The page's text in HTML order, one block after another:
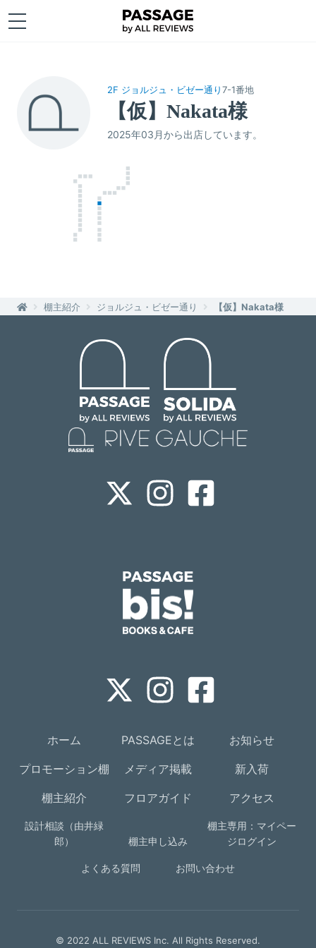
2F ジョルジュ・ビゼー通り7-1番地
【仮】Nakata様
2025年03月から出店しています。
棚主紹介 ジョルジュ・ビゼー通り 【仮】Nakata様
ホーム PASSAGEとは お知らせ
プロモーション棚 メディア掲載 新入荷
棚主紹介 フロアガイド アクセス
設計相談（由井緑
郎）
棚主申し込み
棚主専用：マイペー
ジログイン
よくある質問 お問い合わせ
© 2022 ALL REVIEWS Inc. All Rights Reserved.